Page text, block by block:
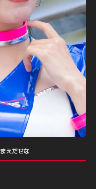
まえだせな